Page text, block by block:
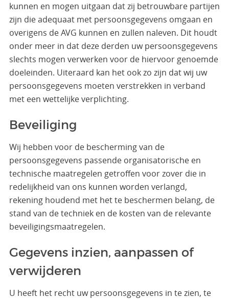
kunnen en mogen uitgaan dat zij betrouwbare partijen
zijn die adequaat met persoonsgegevens omgaan en
overigens de AVG kunnen en zullen naleven. Dit houdt
onder meer in dat deze derden uw persoonsgegevens
slechts mogen verwerken voor de hiervoor genoemde
doeleinden. Uiteraard kan het ook zo zijn dat wij uw
persoonsgegevens moeten verstrekken in verband
met een wettelijke verplichting.
Beveiliging
Wij hebben voor de bescherming van de
persoonsgegevens passende organisatorische en
technische maatregelen getroffen voor zover die in
redelijkheid van ons kunnen worden verlangd,
rekening houdend met het te beschermen belang, de
stand van de techniek en de kosten van de relevante
beveiligingsmaatregelen.
Gegevens inzien, aanpassen of
verwijderen
U heeft het recht uw persoonsgegevens in te zien, te